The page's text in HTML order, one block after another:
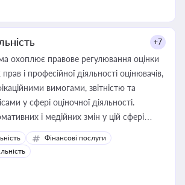
+7
охоплює правове регулювання оцінки
і професійної діяльності оцінювачів,
вимогами, звітністю та
у сфері оціночної діяльності.
і медійних змін у цій сфері
бізнесу, керівника, юриста або
оподаткування, приватизації, оренди
корпоративних угод і перевірки
діяльності
Фінансові послуги